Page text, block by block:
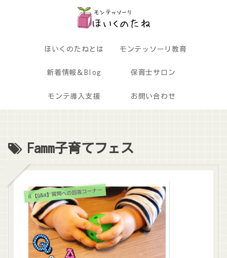
ほいくのたねとは モンテッソーリ教育
新着情報＆Blog 保育士サロン
モンテ導入支援 お問い合わせ
Famm子育てフェス
d.【Q＆A】質問への回答コーナー